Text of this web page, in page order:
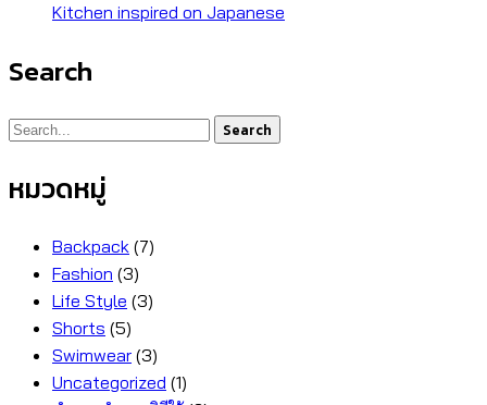
Kitchen inspired on Japanese
Search
Search
หมวดหมู่
Backpack (7)
Fashion (3)
Life Style (3)
Shorts (5)
Swimwear (3)
Uncategorized (1)